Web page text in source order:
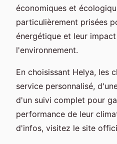
économiques et
particulièrement prisées
énergétique et leur
l'environnement.
En choisissant Helya, les
service personnalisé,
d'un suivi complet pour
performance de leur
d'infos, visitez le site